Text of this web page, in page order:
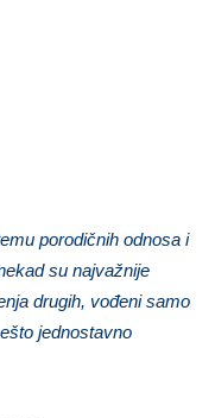
porodičnih odnosa i
su najvažnije
drugih, vođeni samo
jednostavno